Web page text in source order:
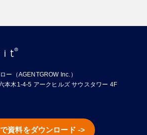
ー（AGENTGROW Inc.）
本木1-4-5 アークヒルズ サウスタワー 4F
資料をダウンロード ->